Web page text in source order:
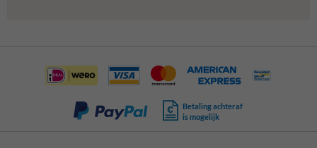
Betaling achteraf
is mogelijk